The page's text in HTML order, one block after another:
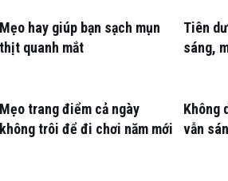
Mẹo hay giúp bạn sạch mụn
thịt quanh mắt
Tiên
sáng,
Mẹo trang điểm cả ngày
không trôi để đi chơi năm mới
Không
vẫn